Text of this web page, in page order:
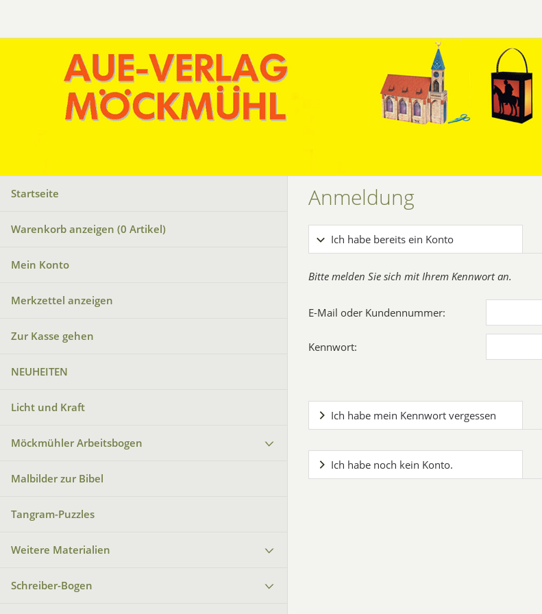
Startseite
Warenkorb anzeigen (0 Artikel)
Mein Konto
Merkzettel anzeigen
Zur Kasse gehen
NEUHEITEN
Licht und Kraft
Möckmühler Arbeitsbogen
Malbilder zur Bibel
Tangram-Puzzles
Weitere Materialien
Schreiber-Bogen
Anmeldung
Ich habe bereits ein Konto
Bitte melden Sie sich mit Ihrem Kennwort an.
E-Mail oder Kundennummer:
Kennwort:
Ich habe mein Kennwort vergessen
Ich habe noch kein Konto.